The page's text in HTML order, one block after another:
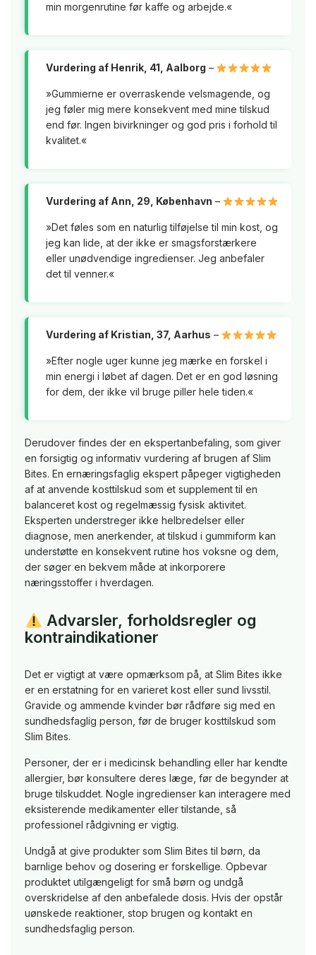
min morgenrutine før kaffe og arbejde.«
Vurdering af Henrik, 41, Aalborg –
»Gummierne er overraskende velsmagende, og
jeg føler mig mere konsekvent med mine tilskud
end før. Ingen bivirkninger og god pris i forhold til
kvalitet.«
Vurdering af Ann, 29, København –
»Det føles som en naturlig tilføjelse til min kost, og
jeg kan lide, at der ikke er smagsforstærkere
eller unødvendige ingredienser. Jeg anbefaler
det til venner.«
Vurdering af Kristian, 37, Aarhus –
»Efter nogle uger kunne jeg mærke en forskel i
min energi i løbet af dagen. Det er en god løsning
for dem, der ikke vil bruge piller hele tiden.«
Derudover findes der en ekspertanbefaling, som giver
en forsigtig og informativ vurdering af brugen af Slim
Bites. En ernæringsfaglig ekspert påpeger vigtigheden
af at anvende kosttilskud som et supplement til en
balanceret kost og regelmæssig fysisk aktivitet.
Eksperten understreger ikke helbredelser eller
diagnose, men anerkender, at tilskud i gummiform kan
understøtte en konsekvent rutine hos voksne og dem,
der søger en bekvem måde at inkorporere
næringsstoffer i hverdagen.
Advarsler, forholdsregler og
kontraindikationer
Det er vigtigt at være opmærksom på, at Slim Bites ikke
er en erstatning for en varieret kost eller sund livsstil.
Gravide og ammende kvinder bør rådføre sig med en
sundhedsfaglig person, før de bruger kosttilskud som
Slim Bites.
Personer, der er i medicinsk behandling eller har kendte
allergier, bør konsultere deres læge, før de begynder at
bruge tilskuddet. Nogle ingredienser kan interagere med
eksisterende medikamenter eller tilstande, så
professionel rådgivning er vigtig.
Undgå at give produkter som Slim Bites til børn, da
barnlige behov og dosering er forskellige. Opbevar
produktet utilgængeligt for små børn og undgå
overskridelse af den anbefalede dosis. Hvis der opstår
uønskede reaktioner, stop brugen og kontakt en
sundhedsfaglig person.